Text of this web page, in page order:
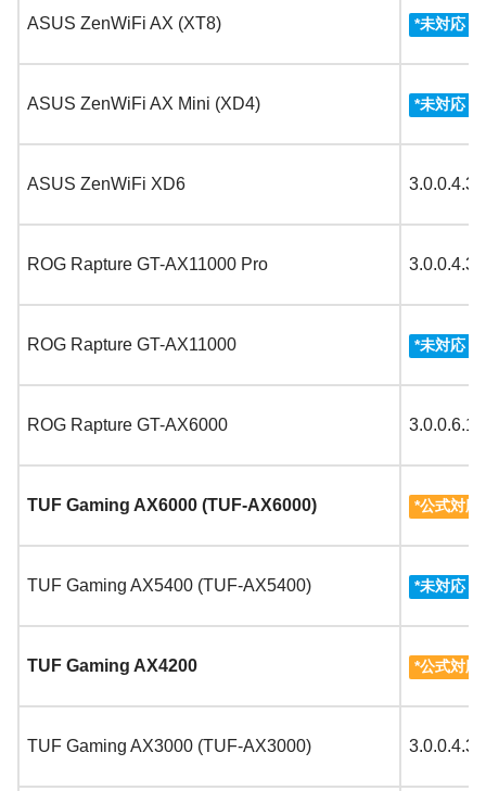
ASUS ZenWiFi AX (XT8) *未対応
ASUS ZenWiFi AX Mini (XD4) *未対応
ASUS ZenWiFi XD6
ROG Rapture GT-AX11000 Pro
ROG Rapture GT-AX11000 *未対応
ROG Rapture GT-AX6000
TUF Gaming AX6000 (TUF-AX6000) *公式対応
TUF Gaming AX5400 (TUF-AX5400) *未対応
TUF Gaming AX4200 *公式対応
TUF Gaming AX3000 (TUF-AX3000)